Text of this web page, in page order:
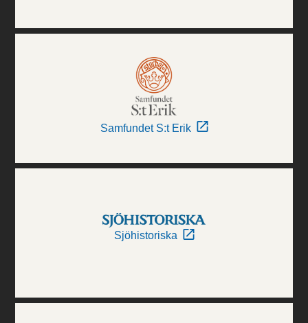
Samfundet S:t Erik
Sjöhistoriska